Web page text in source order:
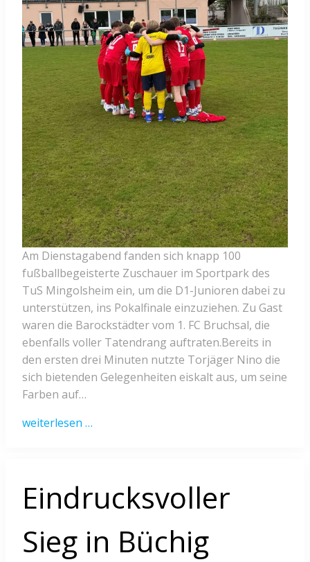
Am Dienstagabend fanden sich knapp 100
fußballbegeisterte Zuschauer im Sportpark des
TuS Mingolsheim ein, um die D1-Junioren dabei zu
unterstützen, ins Pokalfinale einzuziehen. Zu Gast
waren die Barockstädter vom 1. FC Bruchsal, die
ebenfalls voller Tatendrang auftraten.Bereits in
den ersten drei Minuten nutzte Torjäger Nino die
sich bietenden Gelegenheiten eiskalt aus, um seine
Farben auf…
weiterlesen …
Eindrucksvoller
Sieg in Büchig